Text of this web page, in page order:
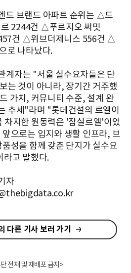
드 브랜드 아파트 순위는 △드
2244건 △푸르지오 써밋
건 △위브더제니스 556건 △
로 나타났다.
계자는 "서울 실수요자들은 단
는 것이 아니라, 장기간 거주했
가치, 커뮤니티 수준, 설계 완
추세"라며 "롯데건설의 르엘이
차지한 원동력은 '잠실르엘'이었
으로는 입지와 생활 인프라, 브
성을 함께 갖춘 단지가 실수요
라고 말했다.
자
다른 기사 보러 가기
전재 및 재배포 금지>